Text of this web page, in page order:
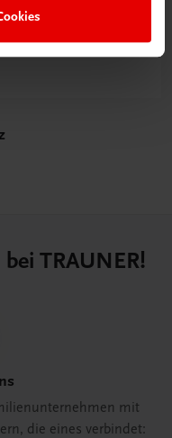
TRAUNER!
mit
die eines verbindet: